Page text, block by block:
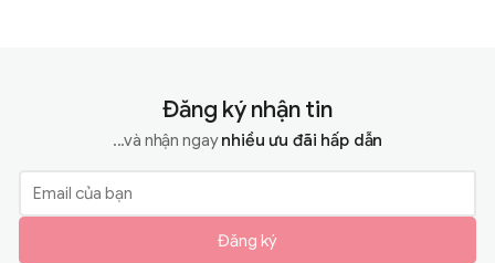
Đăng ký nhận tin
...và nhận ngaynhiều ưu đãi hấp dẫn
Đăng ký